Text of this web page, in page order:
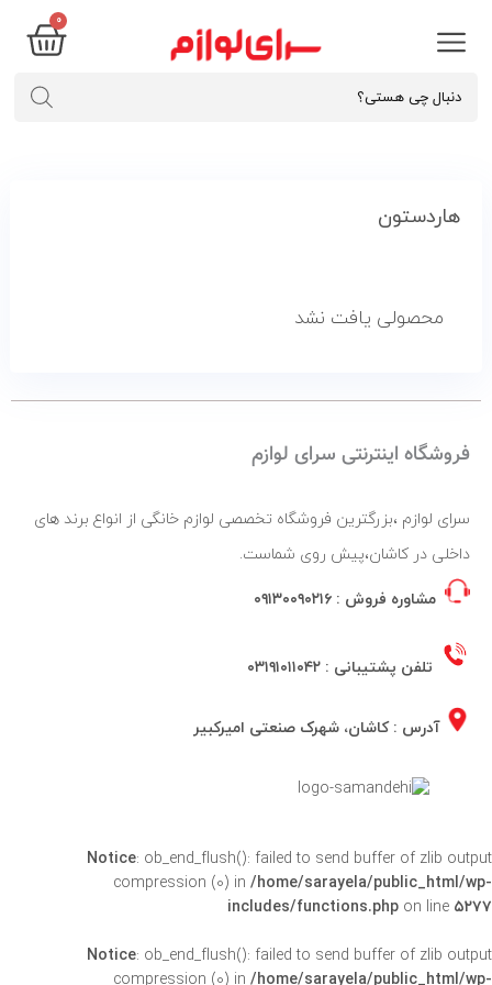
۰
هاردستون
محصولی یافت نشد
فروشگاه اینترنتی سرای لوازم
سرای لوازم ،بزرگترین فروشگاه تخصصی لوازم خانگی از انواع برند های
داخلی در کاشان،پیش روی شماست.
مشاوره فروش : ۰۹۱۳۰۰۹۰۲۱۶
تلفن پشتیبانی : ۰۳۱۹۱۰۱۱۰۴۲
آدرس : کاشان، شهرک صنعتی امیرکبیر
Notice: ob_end_flush(): failed to send buffer of zlib output
compression (0) in/home/sarayela/public_html/wp-
includes/functions.php on line ۵۲۷۷
Notice: ob_end_flush(): failed to send buffer of zlib output
compression (0) in/home/sarayela/public_html/wp-